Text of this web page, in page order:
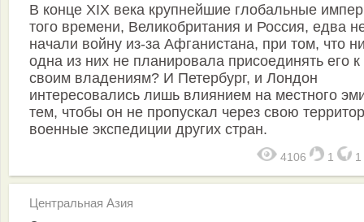
В конце XIX века крупнейшие глобальные
того времени, Великобритания и Россия, едва
начали войну из-за Афганистана, при том, что
одна из них не планировала присоединять его к
своим владениям? И Петербург, и Лондон
интересовались лишь влиянием на местного
тем, чтобы он не пропускал через свою
военные экспедиции других стран.
4106 1 1
Центральная Азия